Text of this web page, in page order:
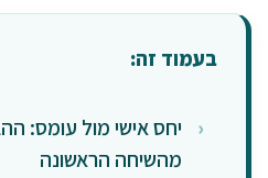
בעמוד זה:
יחס אישי מול עומס:
מהשיחה הראשונה